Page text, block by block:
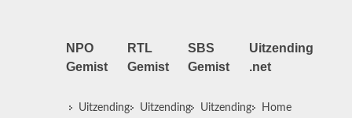
NPO
Gemist
Uitzending
RTL
Gemist
Uitzending
SBS
Gemist
Uitzending
Uitzending
.net
Home